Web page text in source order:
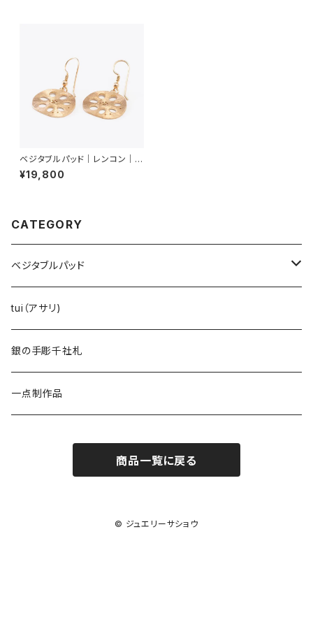
ベジタブルパッド｜レンコン｜ピ
アス
¥19,800
CATEGORY
ベジタブルパッド
レンコン
オクラ
tui（アサリ)
銀の手彫千社札
一点制作品
商品一覧に戻る
© ジュエリーサショウ